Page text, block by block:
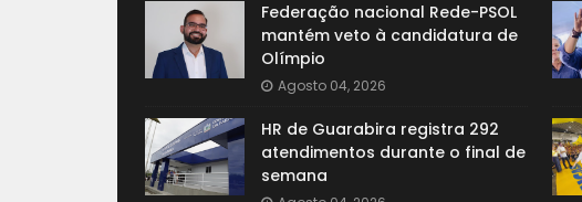
Federação nacional Rede-PSOL
mantém veto à candidatura de
Olímpio
Agosto 04, 2026
HR de Guarabira registra 292
atendimentos durante o final de
semana